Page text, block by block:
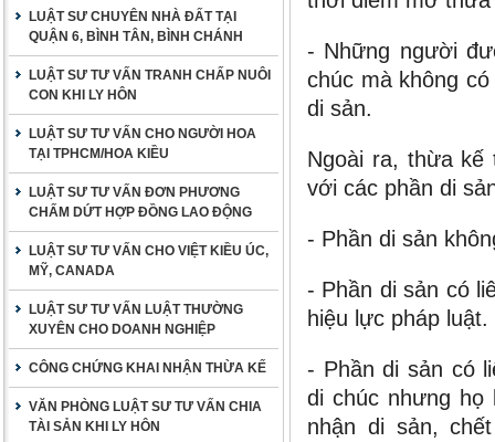
LUẬT SƯ CHUYÊN NHÀ ĐẤT TẠI
QUẬN 6, BÌNH TÂN, BÌNH CHÁNH
LUẬT SƯ TƯ VẤN TRANH CHẤP NUÔI
CON KHI LY HÔN
LUẬT SƯ TƯ VẤN CHO NGƯỜI HOA
TẠI TPHCM/HOA KIỀU
LUẬT SƯ TƯ VẤN ĐƠN PHƯƠNG
CHẤM DỨT HỢP ĐỒNG LAO ĐỘNG
LUẬT SƯ TƯ VẤN CHO VIỆT KIỀU ÚC,
MỸ, CANADA
LUẬT SƯ TƯ VẤN LUẬT THƯỜNG
XUYÊN CHO DOANH NGHIỆP
CÔNG CHỨNG KHAI NHẬN THỪA KẾ
VĂN PHÒNG LUẬT SƯ TƯ VẤN CHIA
TÀI SẢN KHI LY HÔN
- Những người
chúc mà không
di sản.
Ngoài ra, thừa kế
với các phần di
- Phần di sản
- Phần di sản có
hiệu lực pháp luật.
- Phần di sản có
di chúc nhưng họ
nhận di sản,